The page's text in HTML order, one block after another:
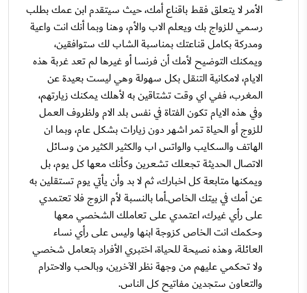
الأمر لا يتعلق فقط باقناع أمك، حيث سيتقدم ابن عمك بطلب
رسمي للزواج بك ويعلم الاب والأم، وهنا وبما أنك انت واعية
ومدركة بكامل قناعتك بمناسبة الشاب لك ستوافقين،
ويمكنك التوضيح لأمك أن فرنسا أو غيرها لم تعد غربة هذه
الايام، لامكانية التنقل بكل سهولة وهي ليست بعيدة عن
المغرب، ففي اي وقت تشتاقين به لأهلك يمكنك زيارتهم،
وفي هذه الايام تكون الفتاة في نفس بلد الام ولظروف العمل
للزوج أو الحياة تمر اشهر دون زيارات بشكل عام، وبما ان
الهاتف والسكايب والواتس اب والكثير الكثير من وسائل
الاتصال الحديثة تجعلك تشعرين وكأنك معها كل يوم، بل
ويمكنها متابعة كل اخبارك، ثم لا بد وأن يأتي يوم تستقلين به
عن أمك في بيتك الخاص.أما بالنسبة لأم الزوج فلا تعتمدي
على رأي غيرك، اعتمدي على تعاملك الشخصي معها
وحكمك انت الخاص كزوجة ابنها وليس على رأي نساء
العائلة، وهذه نصيحة للحياة، اختبري الأفراد بتعامل شخصي
ولا تحكمي عليهم من وجهة نظر الآخرين، وبالحب والاحترام
والتعاون ستجدين مفاتيح كل الناس.